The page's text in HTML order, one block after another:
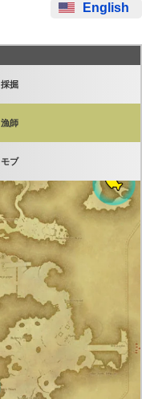
English
採掘
漁師
モブ